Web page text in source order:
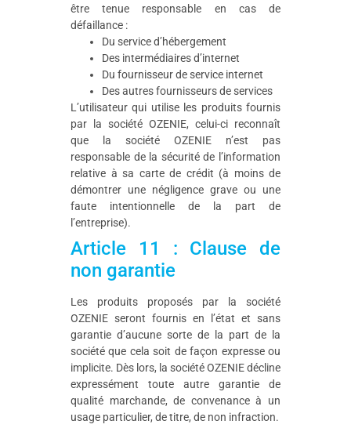
être tenue responsable en cas de
défaillance :
Du service d’hébergement
Des intermédiaires d’internet
Du fournisseur de service internet
Des autres fournisseurs de services
L’utilisateur qui utilise les produits fournis
par la société OZENIE, celui-ci reconnaît
que la société OZENIE n’est pas
responsable de la sécurité de l’information
relative à sa carte de crédit (à moins de
démontrer une négligence grave ou une
faute intentionnelle de la part de
l’entreprise).
Article 11 : Clause de
non garantie
Les produits proposés par la société
OZENIE seront fournis en l’état et sans
garantie d’aucune sorte de la part de la
société que cela soit de façon expresse ou
implicite. Dès lors, la société OZENIE décline
expressément toute autre garantie de
qualité marchande, de convenance à un
usage particulier, de titre, de non infraction.